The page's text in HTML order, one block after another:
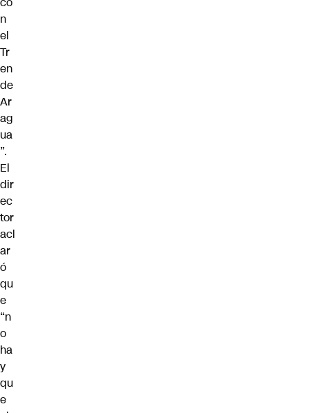
n
el
Tr
en
de
Ar
ag
ua
”.
El
dir
ec
tor
acl
ar
ó
qu
e
“n
o
ha
y
qu
e